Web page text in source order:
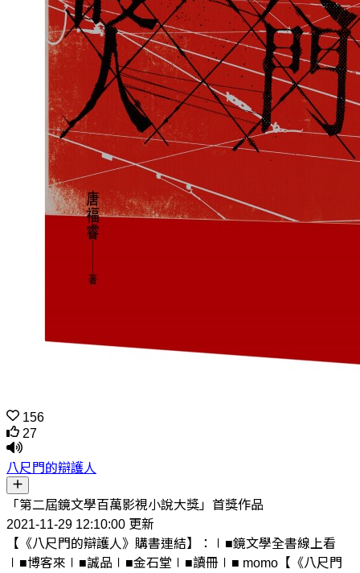
156
27
八尺門的辯護人
「第二屆鏡文學百萬影視小說大獎」首獎作品
2021-11-29 12:10:00 更新
【《八尺門的辯護人》購書連結】：∣■鏡文學全書線上看
∣■博客來∣■誠品∣■金石堂∣■讀冊∣■ momo【《八尺門